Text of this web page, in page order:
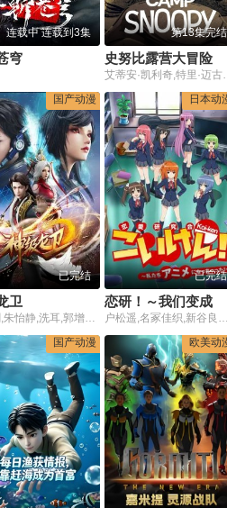
连载中 连载到3集
穹
第13集完结
史努比露营大冒险第二季
艾蒂安·凯利奇,特里·迈古林,罗伯特·丁克勒
国产动漫
已完结
卫
孙纪剑,朱怡静,洗耳,郭增辉,阿旦
日本动
已完结
户松遥,名冢佳织,新谷良子,丰崎爱生,井上
国产动漫 欧美动